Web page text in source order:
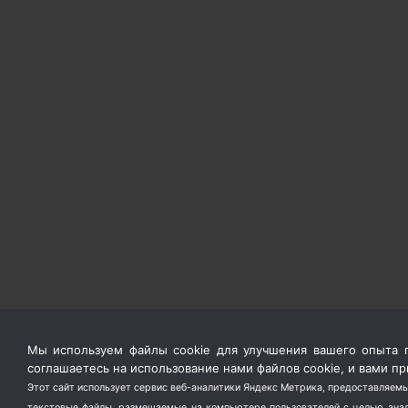
Мы используем файлы cookie для улучшения вашего опыта
соглашаетесь на использование нами файлов cookie, и вами
Этот сайт использует сервис веб-аналитики Яндекс Метрика,